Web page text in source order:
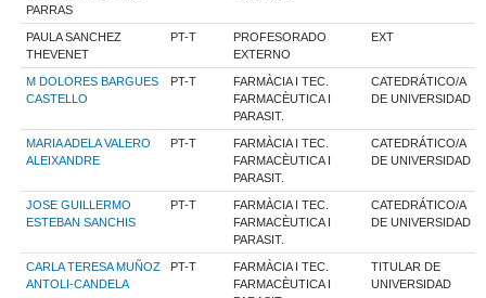
PARRAS
PAULA SANCHEZ
THEVENET
PT-T
PROFESORADO
EXTERNO
EXT
M DOLORES BARGUES
CASTELLO
PT-T
FARMÀCIA I TEC.
FARMACÈUTICA I
PARASIT.
CATEDRÁTICO/A
DE UNIVERSIDAD
MARIA ADELA VALERO
ALEIXANDRE
PT-T
FARMÀCIA I TEC.
FARMACÈUTICA I
PARASIT.
CATEDRÁTICO/A
DE UNIVERSIDAD
JOSE GUILLERMO
ESTEBAN SANCHIS
PT-T
FARMÀCIA I TEC.
FARMACÈUTICA I
PARASIT.
CATEDRÁTICO/A
DE UNIVERSIDAD
CARLA TERESA MUÑOZ
ANTOLI-CANDELA
PT-T
FARMÀCIA I TEC.
FARMACÈUTICA I
TITULAR DE
UNIVERSIDAD